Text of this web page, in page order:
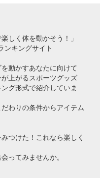
楽しく体を動かそう！」
ンキングサイト
動かすあなたに向けて
が上がるスポーツグッズ
グ形式で紹介していま
わりの条件からアイテム
つけた！これなら楽しく
ってみませんか。